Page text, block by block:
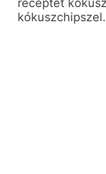
kókuszchipszel.